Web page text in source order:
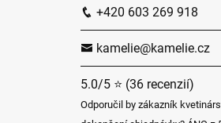
+420 603 269 918
kamelie@kamelie.cz
5.0/5 ⭐ (36 recenzií)
Odporučil by zákazník